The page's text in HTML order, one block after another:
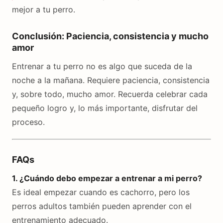
mejor a tu perro.
Conclusión: Paciencia, consistencia y mucho
amor
Entrenar a tu perro no es algo que suceda de la
noche a la mañana. Requiere paciencia, consistencia
y, sobre todo, mucho amor. Recuerda celebrar cada
pequeño logro y, lo más importante, disfrutar del
proceso.
FAQs
1. ¿Cuándo debo empezar a entrenar a mi perro?
Es ideal empezar cuando es cachorro, pero los
perros adultos también pueden aprender con el
entrenamiento adecuado.